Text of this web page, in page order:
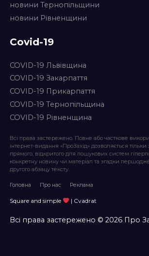
новини Тернопільщини
новини Рівненщини
Covid-19
COVID-19 Львівщина
COVID-19 Закарпаття
COVID-19 Прикарпаття
COVID-19 Тернопільщина
COVID-19 Рівненщина
Всі права застережено. Повне або часткове
інтернет-видання «ПроЗахід» дозволяється
прямого, відкритого для пошукових систем
конкретну новину чи матеріал та згадки
другого абзацу тексту.
Головна Про нас Реклама
Square and simple | Cvadrat
Всі права застережено © 2026 Про